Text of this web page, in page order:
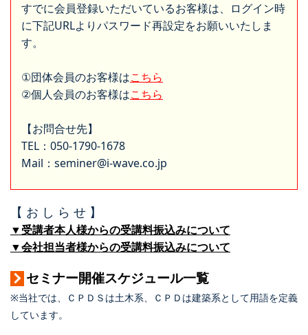
すでに会員登録いただいているお客様は、ログイン時
に下記URLよりパスワード再設定をお願いいたしま
す。
①団体会員のお客様はこちら
②個人会員のお客様はこちら
【お問合せ先】
TEL：050-1790-1678
Mail：seminer@i-wave.co.jp
【 お し ら せ 】
▼受講者本人様からの受講料振込みについて
▼会社担当者様からの受講料振込みについて
セミナー開催スケジュール一覧
※当社では、ＣＰＤＳは土木系、ＣＰＤは建築系として用語を定義
しています。